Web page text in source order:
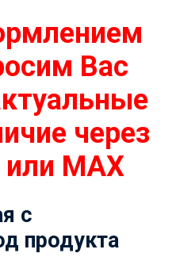
Вас
через
MAX
с
продукта